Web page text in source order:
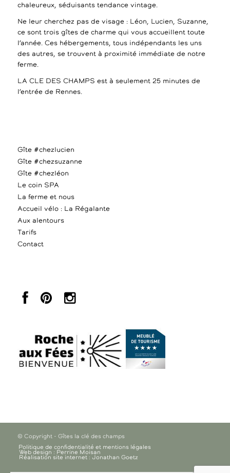
chaleureux, séduisants tendance vintage.
Ne leur cherchez pas de visage : Léon, Lucien, Suzanne,
ce sont trois gîtes de charme qui vous accueillent toute
l’année. Ces hébergements, tous indépendants les uns
des autres, se trouvent à proximité immédiate de notre
ferme.
LA CLE DES CHAMPS est à seulement 25 minutes de
l’entrée de Rennes.
Gîte #chezlucien
Gîte #chezsuzanne
Gîte #chezléon
Le coin SPA
La ferme et nous
Accueil vélo : La Régalante
Aux alentours
Tarifs
Contact
© Copyright - Gîtes la clé des champs
Politique de confidentialité et mentions légales
Web design : Perrine Moisan
Réalisation site internet : Jonathan Goetz